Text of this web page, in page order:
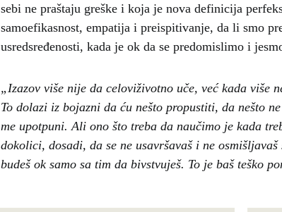
sebi ne praštaju greške i koja je nova definicija
samoefikasnost, empatija i preispitivanje, da li smo
usredsređenosti, kada je ok da se predomislimo i
„Izazov više nije da celoviživotno uče, već kada više
To dolazi iz bojazni da ću nešto propustiti, da nešto
me upotpuni. Ali ono što treba da naučimo je kada
dokolici, dosadi, da se ne usavršavaš i ne
budeš ok samo sa tim da bivstvuješ. To je baš teško